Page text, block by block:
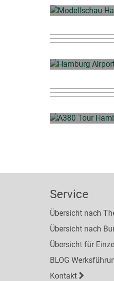
Service
Übersicht nach
Übersicht nach
Übersicht für
BLOG
Kontakt